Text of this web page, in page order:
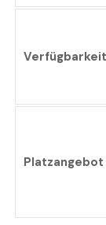
Verfügbarkeit
Platzangebot